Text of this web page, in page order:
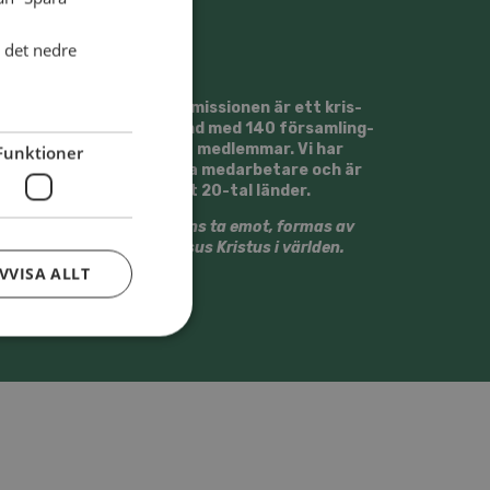
Svens­ka Al­li­ans­mis­sio­nen är ett kris­
tet tros­sam­fund med 140 för­sam­ling­
ar och ca 13500 med­lem­mar. Vi har
runt 30 ut­sän­da med­ar­be­ta­re och är
verk­sam­ma i ett 20-tal län­der.
Vi vill till­sam­mans ta emot, for­mas av
och ge­stal­ta Jesus Kristus i värl­den.
nedre
ALLT